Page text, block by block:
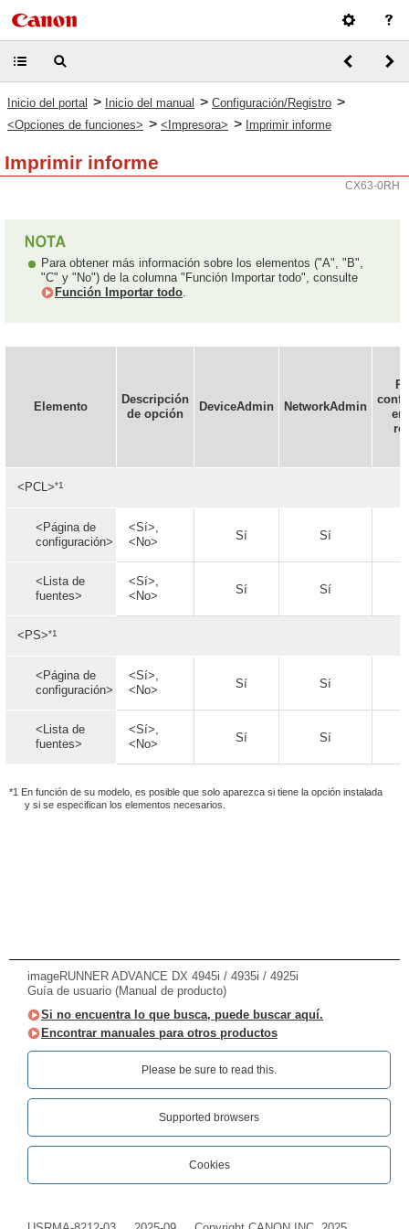
Inicio del portal > Inicio del manual > Configuración/Registro >
<Opciones de funciones> > <Impresora> > Imprimir informe
Imprimir informe
CX63-0RH
Para obtener más información sobre los elementos ("A", "B",
"C" y "No") de la columna "Función Importar todo", consulte
Función Importar todo.
Elemento
Descripción
de opción
DeviceAdmin NetworkAdmin
en
<PCL>*1
<Página de
configuración>
<Sí>,
<No>
Sí Sí
<Lista de
fuentes>
<Sí>,
<No>
Sí Sí
<PS>*1
<Página de
configuración>
<Sí>,
<No>
Sí Sí
<Lista de
fuentes>
<Sí>,
<No>
Sí Sí
*1 En función de su modelo, es posible que solo aparezca si tiene la opción instalada
y si se especifican los elementos necesarios.
imageRUNNER ADVANCE DX 4945i / 4935i / 4925i
Guía de usuario (Manual de producto)
Si no encuentra lo que busca, puede buscar aquí.
Encontrar manuales para otros productos
Please be sure to read this.‎
Supported browsers
Cookies